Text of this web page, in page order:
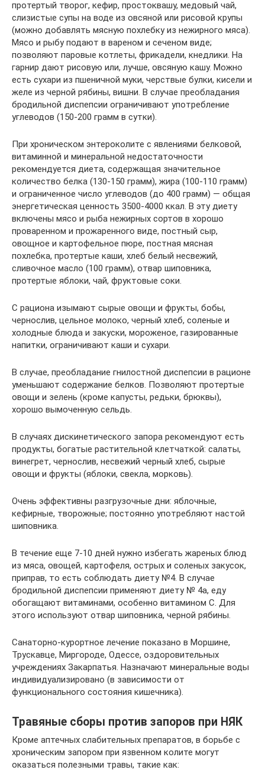
протертый творог, кефир, простоквашу, медовый чай,
слизистые супы на воде из овсяной или рисовой крупы
(можно добавлять мясную похлебку из нежирного мяса).
Мясо и рыбу подают в вареном и сеченом виде;
позволяют паровые котлеты, фрикадели, кнедлики. На
гарнир дают рисовую или, лучше, овсяную кашу. Можно
есть сухари из пшеничной муки, черствые булки, кисели и
желе из черной рябины, вишни. В случае преобладания
бродильной диспепсии ограничивают употребление
углеводов (150-200 грамм в сутки).
При хроническом энтероколите с явлениями белковой,
витаминной и минеральной недостаточности
рекомендуется диета, содержащая значительное
количество белка (130-150 грамм), жира (100-110 грамм)
и ограниченное число углеводов (до 400 грамм) — общая
энергетическая ценность 3500-4000 ккал. В эту диету
включены мясо и рыба нежирных сортов в хорошо
проваренном и прожаренного виде, постный сыр,
овощное и картофельное пюре, постная мясная
похлебка, протертые каши, хлеб белый несвежий,
сливочное масло (100 грамм), отвар шиповника,
протертые яблоки, чай, фруктовые соки.
С рациона изымают сырые овощи и фрукты, бобы,
чернослив, цельное молоко, черный хлеб, соленые и
холодные блюда и закуски, мороженое, газированные
напитки, ограничивают каши и сухари.
В случае, преобладание гнилостной диспепсии в рационе
уменьшают содержание белков. Позволяют протертые
овощи и зелень (кроме капусты, редьки, брюквы),
хорошо вымоченную сельдь.
В случаях дискинетического запора рекомендуют есть
продукты, богатые растительной клетчаткой: салаты,
винегрет, чернослив, несвежий черный хлеб, сырые
овощи и фрукты (яблоки, свекла, морковь).
Очень эффективны разгрузочные дни: яблочные,
кефирные, творожные; постоянно употребляют настой
шиповника.
В течение еще 7-10 дней нужно избегать жареных блюд
из мяса, овощей, картофеля, острых и соленых закусок,
приправ, то есть соблюдать диету №4. В случае
бродильной диспепсии применяют диету № 4а, еду
обогащают витаминами, особенно витамином С. Для
этого используют отвар шиповника, черной рябины.
Санаторно-курортное лечение показано в Моршине,
Трускавце, Миргороде, Одессе, оздоровительных
учреждениях Закарпатья. Назначают минеральные воды
индивидуализировано (в зависимости от
функционального состояния кишечника).
Травяные сборы против запоров при НЯК
Кроме аптечных слабительных препаратов, в борьбе с
хроническим запором при язвенном колите могут
оказаться полезными травы, такие как: